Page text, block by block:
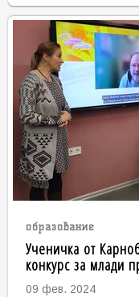
образование
Ученичка от
конкурс за млади
09 фев. 2024